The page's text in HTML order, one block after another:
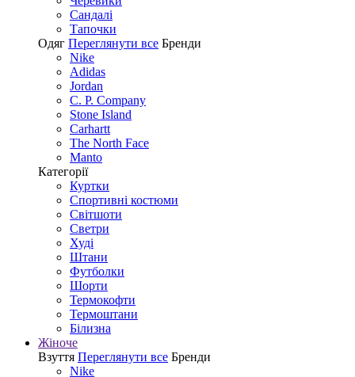
Сандалі
Tапочки
Одяг Переглянути все Бренди
Nike
Adidas
Jordan
C. P. Company
Stone Island
Carhartt
The North Face
Manto
Категорії
Куртки
Спортивні костюми
Світшоти
Светри
Худі
Штани
Футболки
Шорти
Термокофти
Термоштани
Білизна
Жіноче
Взуття Переглянути все Бренди
Nike